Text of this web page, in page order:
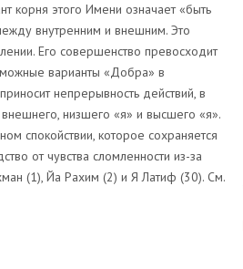
корня этого Имени означает «быть
внутренним и внешним. Это
Его совершенство превосходит
варианты «Добра» в
непрерывность действий, в
низшего «я» и высшего «я».
спокойствии, которое сохраняется
от чувства сломленности из-за
(1), Йа Рахим (2) и Я Латиф (30). См.